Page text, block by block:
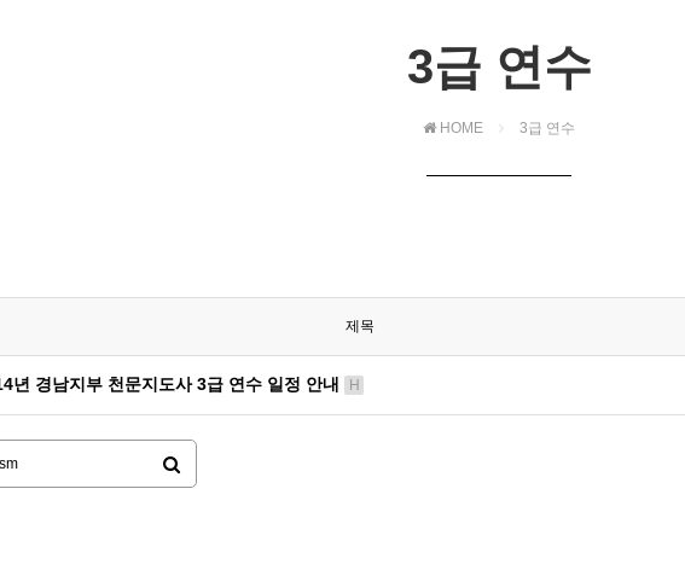
3급 연수
HOME 3급 연수
제목
년 경남지부 천문지도사 3급 연수 일정 안내 H